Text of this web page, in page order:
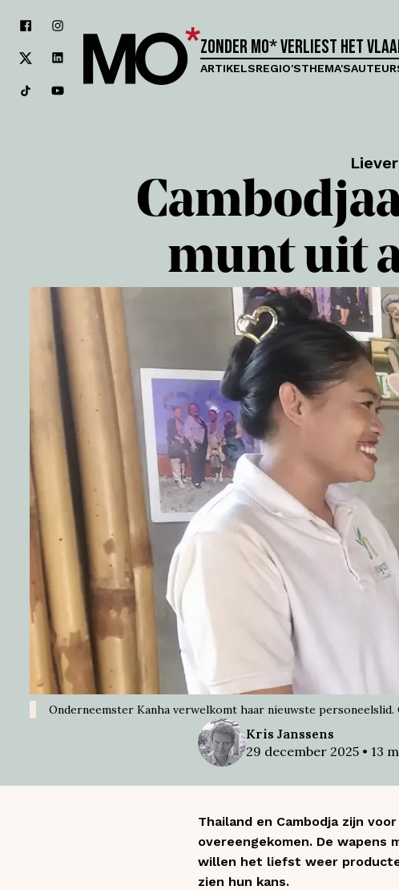
Zonder MO* verliest het
ARTIKELSREGIO'STHEMA'S
munt uit
Onderneemster Kanha verwelkomt haar nieuwste
Kris Janssens
29 december 2025 • 13
Thailand en Cambodja zijn
overeengekomen. De wapens
willen het liefst weer
zien hun kans.